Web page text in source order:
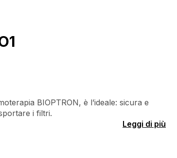
BIOPTRON, è l’ideale: sicura e
i filtri.
Leggi di più